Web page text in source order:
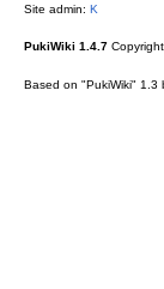
Site admin: K
PukiWiki 1.4.7
Based on "PukiWiki" 1.3